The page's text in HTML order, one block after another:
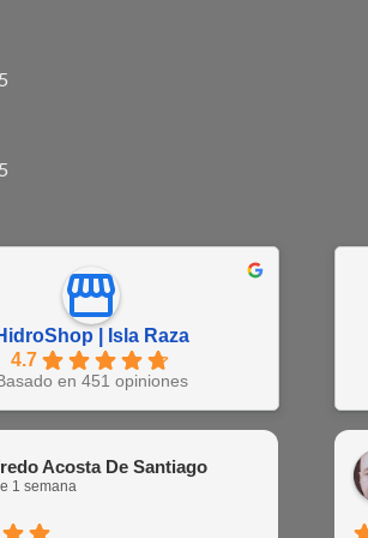
| Isla Raza
4.7
en 451 opiniones
Acosta De Santiago
1 semana